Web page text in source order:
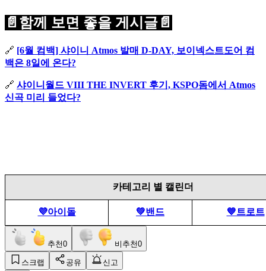
📄함께 보면 좋을 게시글📄
🔗 [6월 컴백] 샤이니 Atmos 발매 D-DAY, 보이넥스트도어 컴
백은 8일에 온다?
🔗 샤이니월드 VIII THE INVERT 후기, KSPO돔에서 Atmos
신곡 미리 들었다?
카테고리 별 캘린더
💜아이돌 💚밴드 💙트로트
추천0 비추천0
스크랩 공유
신고